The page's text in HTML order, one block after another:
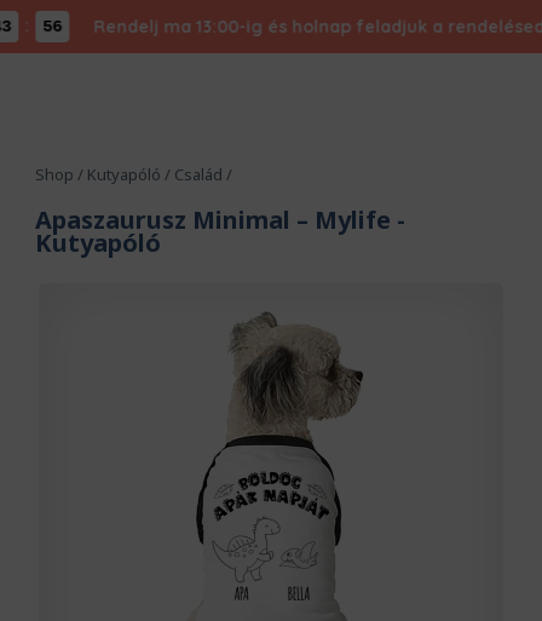
56 Rendelj ma 13:00-ig és holnap feladjuk a rendelésed -
Shop / Kutyapóló / Család /
Apaszaurusz Minimal – Mylife -
Kutyapóló